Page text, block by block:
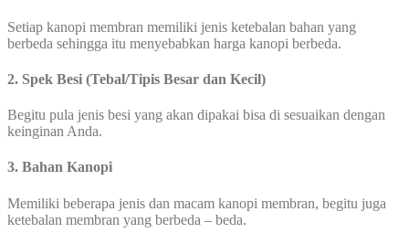
Setiap kanopi membran memiliki jenis ketebalan bahan yang
berbeda sehingga itu menyebabkan harga kanopi berbeda.
2. Spek Besi (Tebal/Tipis Besar dan Kecil)
Begitu pula jenis besi yang akan dipakai bisa di sesuaikan dengan
keinginan Anda.
3. Bahan Kanopi
Memiliki beberapa jenis dan macam kanopi membran, begitu juga
ketebalan membran yang berbeda – beda.